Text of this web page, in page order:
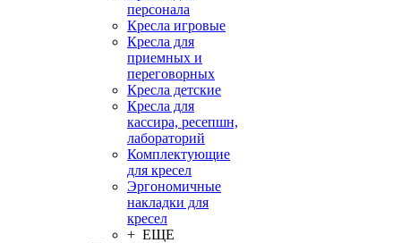
персонала
Кресла игровые
Кресла для
приемных и
переговорных
Кресла детские
Кресла для
кассира, ресепшн,
лабораторий
Комплектующие
для кресел
Эргономичные
накладки для
кресел
+ ЕЩЕ